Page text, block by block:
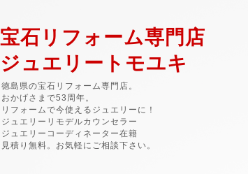
宝石リフォーム専門店
ジュエリートモユキ
徳島県の宝石リフォーム専門店。
おかげさまで53周年。
リフォームで今使えるジュエリーに！
ジュエリーリモデルカウンセラー
ジュエリーコーディネーター在籍
見積り無料。お気軽にご相談下さい。